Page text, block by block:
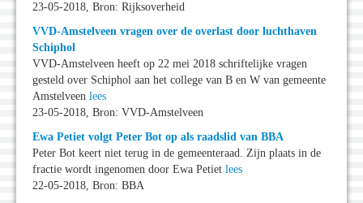
23-05-2018, Bron: Rijksoverheid
VVD-Amstelveen vragen over de overlast door luchthaven
Schiphol
VVD-Amstelveen heeft op 22 mei 2018 schriftelijke vragen
gesteld over Schiphol aan het college van B en W van gemeente
Amstelveen lees
23-05-2018, Bron: VVD-Amstelveen
Ewa Petiet volgt Peter Bot op als raadslid van BBA
Peter Bot keert niet terug in de gemeenteraad. Zijn plaats in de
fractie wordt ingenomen door Ewa Petiet lees
22-05-2018, Bron: BBA